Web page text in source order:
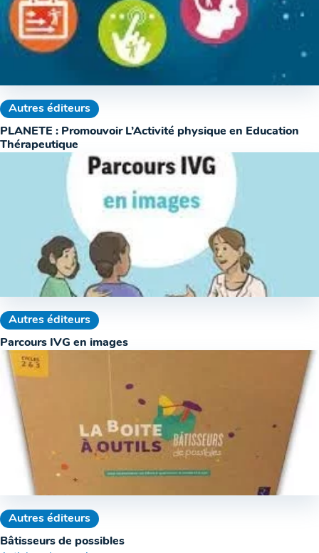
Autres éditeurs
PLANETE : Promouvoir L’Activité physique en Education
Thérapeutique
Autres éditeurs
Parcours IVG en images
Autres éditeurs
Bâtisseurs de possibles